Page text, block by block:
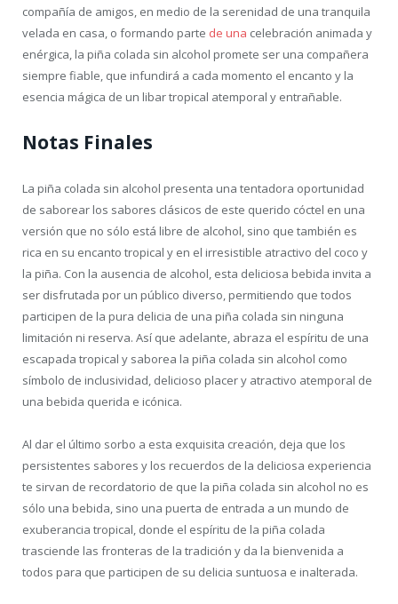
compañía de amigos, en medio de la serenidad de una tranquila
velada en casa, o formando parte de una celebración animada y
enérgica, la piña colada sin alcohol promete ser una compañera
siempre fiable, que infundirá a cada momento el encanto y la
esencia mágica de un libar tropical atemporal y entrañable.
Notas Finales
La piña colada sin alcohol presenta una tentadora oportunidad
de saborear los sabores clásicos de este querido cóctel en una
versión que no sólo está libre de alcohol, sino que también es
rica en su encanto tropical y en el irresistible atractivo del coco y
la piña. Con la ausencia de alcohol, esta deliciosa bebida invita a
ser disfrutada por un público diverso, permitiendo que todos
participen de la pura delicia de una piña colada sin ninguna
limitación ni reserva. Así que adelante, abraza el espíritu de una
escapada tropical y saborea la piña colada sin alcohol como
símbolo de inclusividad, delicioso placer y atractivo atemporal de
una bebida querida e icónica.
Al dar el último sorbo a esta exquisita creación, deja que los
persistentes sabores y los recuerdos de la deliciosa experiencia
te sirvan de recordatorio de que la piña colada sin alcohol no es
sólo una bebida, sino una puerta de entrada a un mundo de
exuberancia tropical, donde el espíritu de la piña colada
trasciende las fronteras de la tradición y da la bienvenida a
todos para que participen de su delicia suntuosa e inalterada.